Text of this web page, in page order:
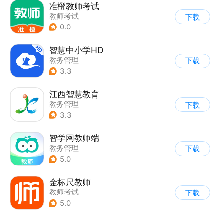
准橙教师考试
教师考试
0.0
下载
智慧中小学HD
教务管理
3.3
下载
江西智慧教育
教务管理
3.3
下载
智学网教师端
教务管理
5.0
下载
金标尺教师
教师考试
5.0
下载